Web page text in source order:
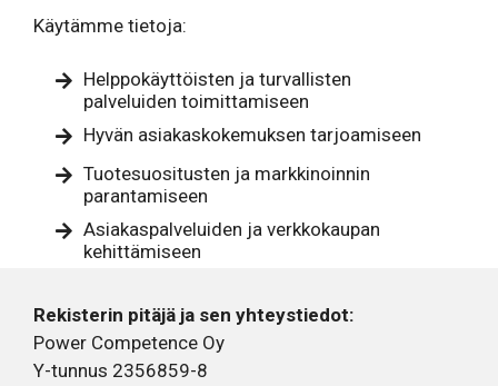
Käytämme tietoja:
Helppokäyttöisten ja turvallisten
palveluiden toimittamiseen
Hyvän asiakaskokemuksen tarjoamiseen
Tuotesuositusten ja markkinoinnin
parantamiseen
Asiakaspalveluiden ja verkkokaupan
kehittämiseen
Rekisterin pitäjä ja sen yhteystiedot:
Power Competence Oy
Y-tunnus 2356859-8